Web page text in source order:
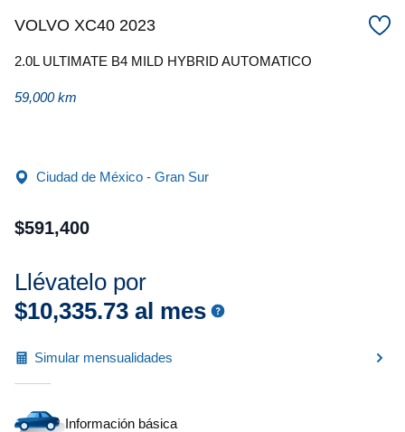
VOLVO XC40 2023
2.0L ULTIMATE B4 MILD HYBRID AUTOMATICO
59,000 km
Ciudad de México - Gran Sur
$591,400
Llévatelo por
$10,335.73 al mes
Simular mensualidades
Información básica